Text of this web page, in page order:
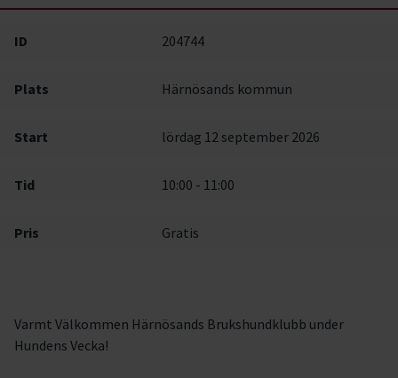
ID 204744
Plats Härnösands kommun
Start lördag 12 september 2026
Tid 10:00 - 11:00
Pris Gratis
Varmt Välkommen Härnösands Brukshundklubb under
Hundens Vecka!